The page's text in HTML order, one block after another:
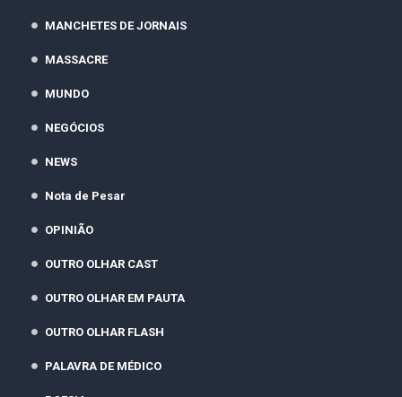
MANCHETES DE JORNAIS
MASSACRE
MUNDO
NEGÓCIOS
NEWS
Nota de Pesar
OPINIÃO
OUTRO OLHAR CAST
OUTRO OLHAR EM PAUTA
OUTRO OLHAR FLASH
PALAVRA DE MÉDICO